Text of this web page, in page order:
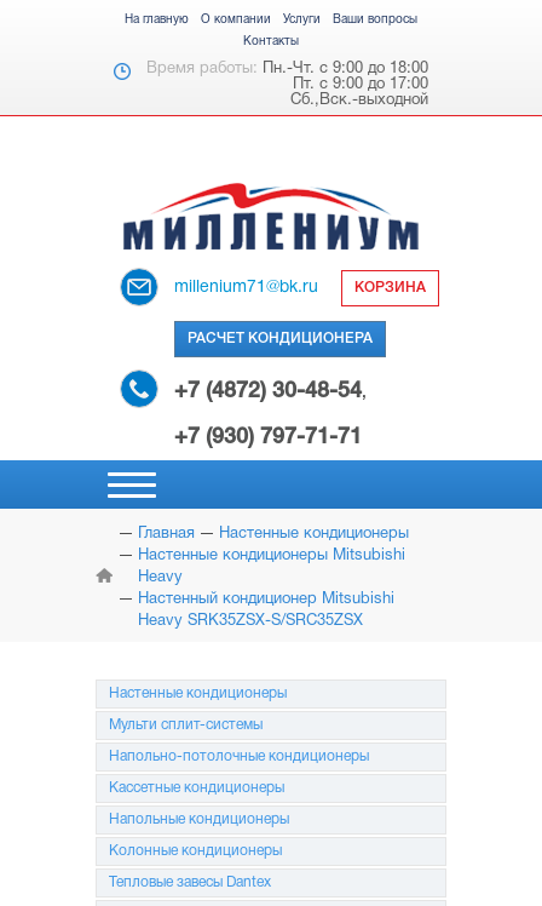
На главную О компании Услуги
Ваши вопросы
Контакты
Время работы: Пн.-Чт. с 9:00 до 18:00
Пт. с 9:00 до 17:00
Сб.,Вск.-выходной
millenium71@bk.ru КОРЗИНА
РАСЧЕТ КОНДИЦИОНЕРА
+7 (4872) 30-48-54,
+7 (930) 797-71-71
НАСТЕННЫЕ
КОНДИЦИОНЕРЫ
МУЛЬТИ
СПЛИТ-СИСТЕМЫ
КАССЕТНЫЕ
КОНДИЦИОНЕРЫ
КОЛОННЫЕ
КОНДИЦИОНЕРЫ
МОБИЛЬНЫЕ
КОНДИЦИОНЕРЫ
Главная
Настенные кондиционеры
Настенные кондиционеры Mitsubishi
Heavy
Настенный кондиционер Mitsubishi
Heavy SRK35ZSX-S/SRC35ZSX
Настенные кондиционеры
Мульти сплит-системы
Напольно-потолочные кондиционеры
Кассетные кондиционеры
Напольные кондиционеры
Колонные кондиционеры
Тепловые завесы Dantex